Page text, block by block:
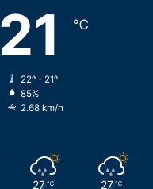
21 ℃
22º - 21º
85%
2.68 km/h
27 ℃ 27 ℃